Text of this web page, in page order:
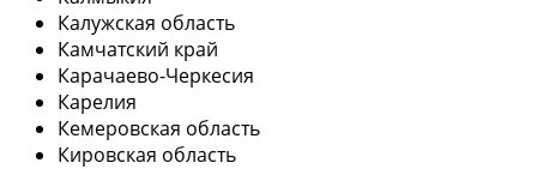
Калужская область
Камчатский край
Карачаево-Черкесия
Карелия
Кемеровская область
Кировская область